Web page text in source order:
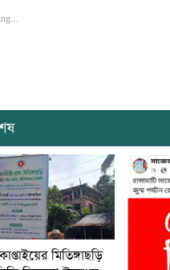
মিতিঙ্গাছড়ি